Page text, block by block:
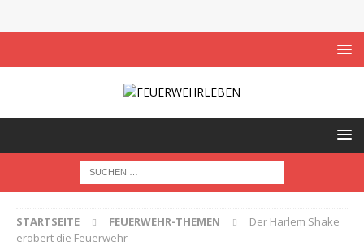
STARTSEITE FEUERWEHR-THEMEN
Der Harlem Shake
erobert die Feuerwehr